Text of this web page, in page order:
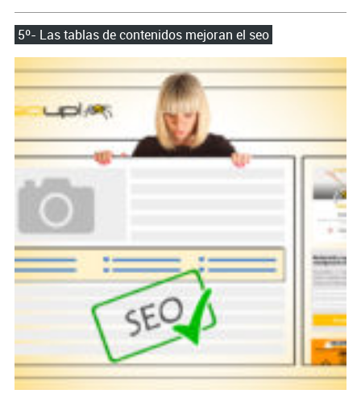
5º- Las tablas de contenidos mejoran el seo